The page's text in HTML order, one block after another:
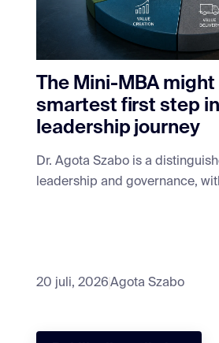
The Mini-MBA
smartest first step
leadership journey
Dr. Agota Szabo is a
leadership and governance,
20 juli, 2026Agota Szabo